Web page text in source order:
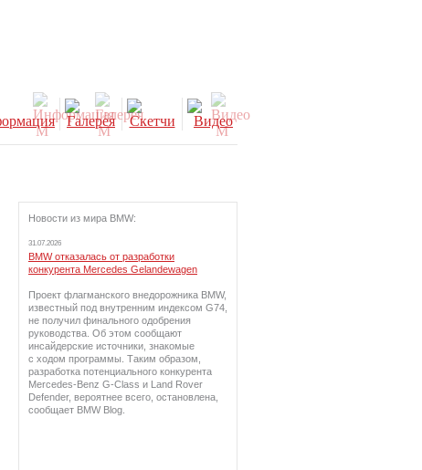
Новости из мира BMW:
31.07.2026
BMW отказалась от разработки
конкурента Mercedes Gelandewagen
Проект флагманского внедорожника BMW,
известный под внутренним индексом G74,
не получил финального одобрения
руководства. Об этом сообщают
инсайдерские источники, знакомые
с ходом программы. Таким образом,
разработка потенциального конкурента
Mercedes-Benz G-Class и Land Rover
Defender, вероятнее всего, остановлена,
сообщает BMW Blog.